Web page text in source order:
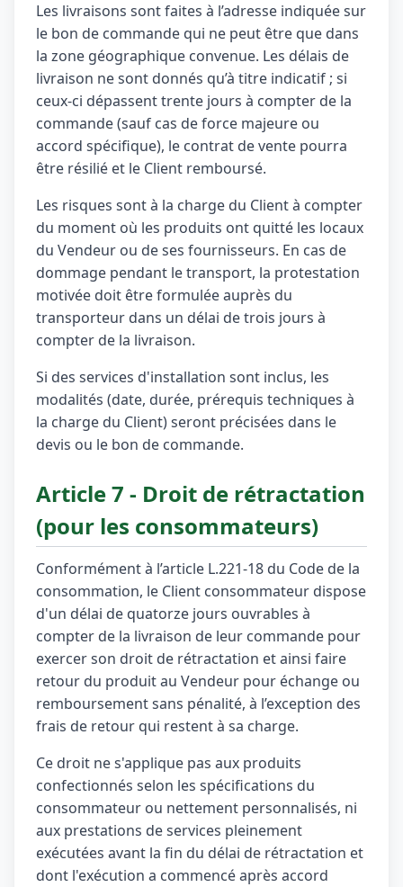
Les livraisons sont faites à l’adresse indiquée sur
le bon de commande qui ne peut être que dans
la zone géographique convenue. Les délais de
livraison ne sont donnés qu’à titre indicatif ; si
ceux-ci dépassent trente jours à compter de la
commande (sauf cas de force majeure ou
accord spécifique), le contrat de vente pourra
être résilié et le Client remboursé.
Les risques sont à la charge du Client à compter
du moment où les produits ont quitté les locaux
du Vendeur ou de ses fournisseurs. En cas de
dommage pendant le transport, la protestation
motivée doit être formulée auprès du
transporteur dans un délai de trois jours à
compter de la livraison.
Si des services d'installation sont inclus, les
modalités (date, durée, prérequis techniques à
la charge du Client) seront précisées dans le
devis ou le bon de commande.
Article 7 - Droit de rétractation
(pour les consommateurs)
Conformément à l’article L.221-18 du Code de la
consommation, le Client consommateur dispose
d'un délai de quatorze jours ouvrables à
compter de la livraison de leur commande pour
exercer son droit de rétractation et ainsi faire
retour du produit au Vendeur pour échange ou
remboursement sans pénalité, à l’exception des
frais de retour qui restent à sa charge.
Ce droit ne s'applique pas aux produits
confectionnés selon les spécifications du
consommateur ou nettement personnalisés, ni
aux prestations de services pleinement
exécutées avant la fin du délai de rétractation et
dont l'exécution a commencé après accord